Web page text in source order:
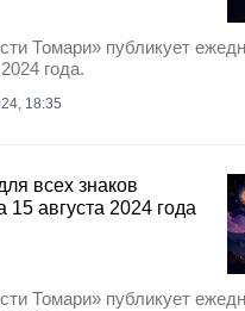
Томари» публикует
года.
18:35
всех знаков
15 августа 2024 года
Томари» публикует